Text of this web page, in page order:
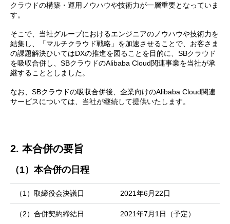
クラウドの構築・運用ノウハウや技術力が一層重要となっていま
す。
そこで、当社グループにおけるエンジニアのノウハウや技術力を
結集し、「マルチクラウド戦略」を加速させることで、お客さま
の課題解決ひいてはDXの推進を図ることを目的に、SBクラウド
を吸収合併し、SBクラウドのAlibaba Cloud関連事業を当社が承
継することとしました。
なお、SBクラウドの吸収合併後、企業向けのAlibaba Cloud関連
サービスについては、当社が継続して提供いたします。
2. 本合併の要旨
（1）本合併の日程
（1）取締役会決議日 2021年6月22日
（2）合併契約締結日 2021年7月1日（予定）